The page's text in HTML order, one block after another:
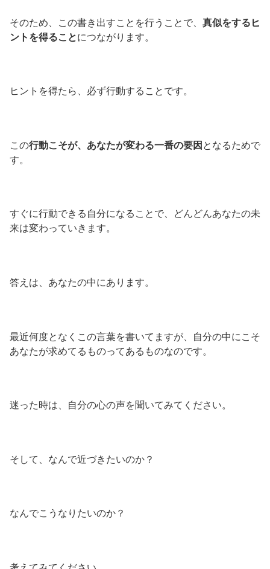
そのため、この書き出すことを行うことで、 真似をするヒ
ントを得ることにつながります。
ヒントを得たら、必ず行動することです。
この行動こそが、あなたが変わる一番の要因 となるためで
す。
すぐに行動できる自分になることで、どんどんあなたの未
来は変わっていきます。
答えは、あなたの中にあります。
最近何度となくこの言葉を書いてますが、自分の中にこそ
あなたが求めてるものってあるものなのです。
迷った時は、自分の心の声を聞いてみてください。
そして、なんで近づきたいのか？
なんでこうなりたいのか？